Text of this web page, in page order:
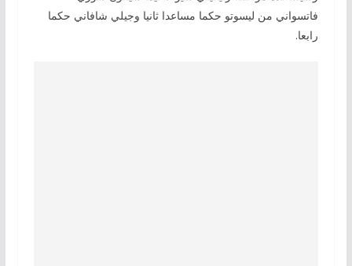
فاتسواني من ليسوتو حكما مساعدا ثانيا وجيلي شافاني حكما
رابعا.